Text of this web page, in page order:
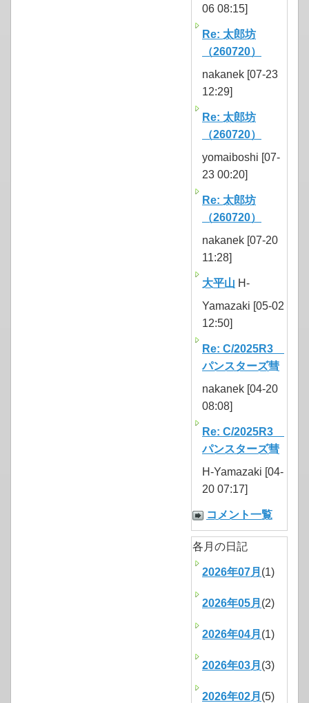
06 08:15]
Re: 太郎坊
（260720）
nakanek [07-23
12:29]
Re: 太郎坊
（260720）
yomaiboshi [07-
23 00:20]
Re: 太郎坊
（260720）
nakanek [07-20
11:28]
大平山 H-
Yamazaki [05-02
12:50]
Re: C/2025R3
パンスターズ彗
nakanek [04-20
08:08]
Re: C/2025R3
パンスターズ彗
H-Yamazaki [04-
20 07:17]
コメント一覧
各月の日記
2026年07月 (1)
2026年05月 (2)
2026年04月 (1)
2026年03月 (3)
2026年02月 (5)